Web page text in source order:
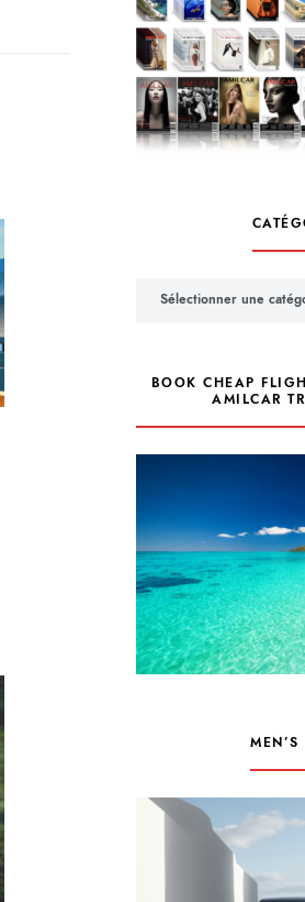
BOOK CHEAP
AMILCAR
MEN’S